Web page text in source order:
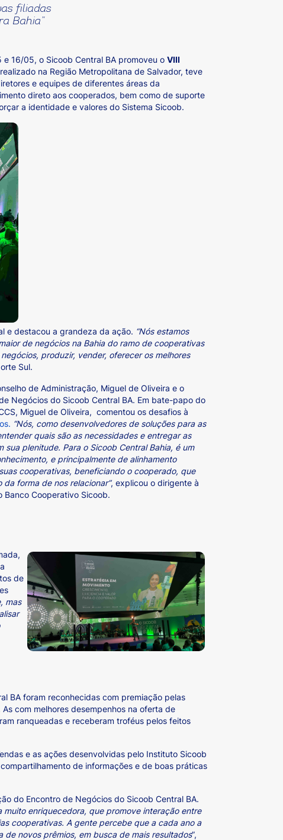
filiadas
Bahia”
16/05, o Sicoob Central BA promoveu o VIII
na Região Metropolitana de Salvador, teve
e equipes de diferentes áreas da
direto aos cooperados, bem como de suporte
a identidade e valores do Sistema Sicoob.
e destacou a grandeza da ação. “Nós estamos
de negócios na Bahia do ramo de cooperativas
produzir, vender, oferecer os melhores
Sul.
de Administração, Miguel de Oliveira e o
Negócios do Sicoob Central BA. Em bate-papo do
Miguel de Oliveira, comentou os desafios à
“Nós, como desenvolvedores de soluções para as
quais são as necessidades e entregar as
plenitude. Para o Sicoob Central Bahia, é um
e principalmente de alinhamento
cooperativas, beneficiando o cooperado, que
forma de nos relacionar”, explicou o dirigente à
Banco Cooperativo Sicoob.
de
mas
BA foram reconhecidas com premiação pelas
com melhores desempenhos na oferta de
ranqueadas e receberam troféus pelos feitos
e as ações desenvolvidas pelo Instituto Sicoob
de informações e de boas práticas
do Encontro de Negócios do Sicoob Central BA.
enriquecedora, que promove interação entre
cooperativas. A gente percebe que a cada ano a
novos prêmios, em busca de mais resultados”,